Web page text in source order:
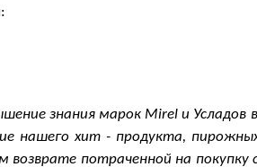
знания марок Mirel и Усладов
нашего хит - продукта,
возврате потраченной на